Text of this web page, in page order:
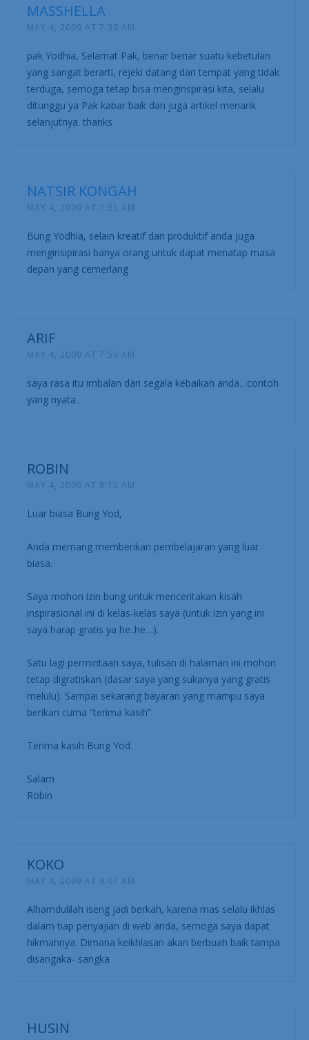
MASSHELLA
MAY 4, 2009 AT 7:30 AM
pak Yodhia, Selamat Pak, benar benar suatu kebetulan
yang sangat berarti, rejeki datang dari tempat yang tidak
terduga, semoga tetap bisa menginspirasi kita, selalu
ditunggu ya Pak kabar baik dan juga artikel menarik
selanjutnya. thanks
NATSIR KONGAH
MAY 4, 2009 AT 7:35 AM
Bung Yodhia, selain kreatif dan produktif anda juga
menginsipirasi banya orang untuk dapat menatap masa
depan yang cemerlang
ARIF
MAY 4, 2009 AT 7:56 AM
saya rasa itu imbalan dari segala kebaikan anda…contoh
yang nyata..
ROBIN
MAY 4, 2009 AT 8:12 AM
Luar biasa Bung Yod,
Anda memang memberikan pembelajaran yang luar
biasa.
Saya mohon izin bung untuk menceritakan kisah
inspirasional ini di kelas-kelas saya (untuk izin yang ini
saya harap gratis ya he..he…).
Satu lagi permintaan saya, tulisan di halaman ini mohon
tetap digratiskan (dasar saya yang sukanya yang gratis
melulu). Sampai sekarang bayaran yang mampu saya
berikan cuma “terima kasih”.
Terima kasih Bung Yod.
Salam
Robin
KOKO
MAY 4, 2009 AT 9:07 AM
Alhamdulilah iseng jadi berkah, karena mas selalu ikhlas
dalam tiap penyajian di web anda, semoga saya dapat
hikmahnya. Dimana keikhlasan akan berbuah baik tampa
disangaka- sangka
HUSIN